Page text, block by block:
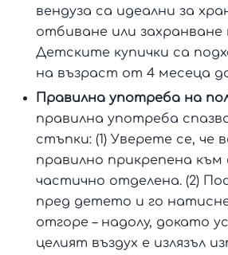
вендуза са идеални за
отбиване или захранване
Детските купички са
на възраст от 4 месеца
Правилна употреба на
правилна употреба
стъпки: (1) Уверете се, че
правилно прикрепена към
частично отделена. (2)
пред детето и го
отгоре – надолу, докато
целият въздух е излязъл